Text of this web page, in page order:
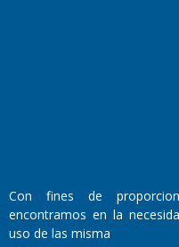
Director Periodístico:
Walter René Goñi
Con fines de
encontramos en la
uso de las misma